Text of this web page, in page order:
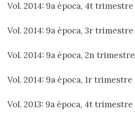
Vol. 2014: 9a època, 4t trimestre
Vol. 2014: 9a època, 3r trimestre
Vol. 2014: 9a època, 2n trimestre
Vol. 2014: 9a època, 1r trimestre
Vol. 2013: 9a època, 4t trimestre